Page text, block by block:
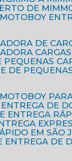
DE MIM
MOTOBOY
DE
PEQUENAS
DE
MOTOBOY
ENTREGA DE
ENTREGA
EM SÃO
ENTREGA